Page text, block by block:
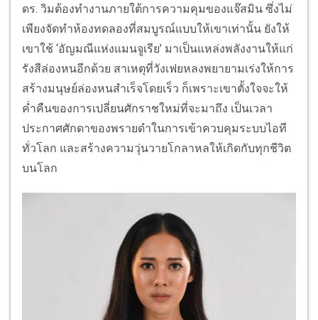
ดร. วิมต้องทำงานภายใต้การความคุมของแจ๊สมิน ซึ่งไม่
เพียงจัดทำห้องทดลองที่สมบูรณ์แบบให้เขาเท่านั้น ยังให้
เขาใช้ ‘อัญมณีแห่งแมนจูเรีย’ มาเป็นแหล่งพลังงานให้แก่
รังสีล่องหนอีกด้วย สาเหตุที่วังเฟยหลงพยายามเร่งให้การ
สร้างมนุษย์ล่องหนสำเร็จโดยเร็ว ก็เพราะเขาตั้งใจจะให้
คํ่าคืนของการเปลี่ยนศักราชใหม่ที่จะมาถึง เป็นเวลา
ประกาศศักดาของพรายดำในการเข้าควบคุมระบบไอที
ทั่วโลก และสร้างความวุ่นวายโกลาหลให้เกิดกับทุกชีวิต
บนโลก